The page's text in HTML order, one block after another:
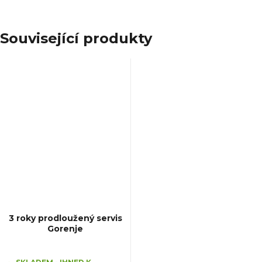
Související produkty
3 roky prodloužený servis
Gorenje
hodnocení